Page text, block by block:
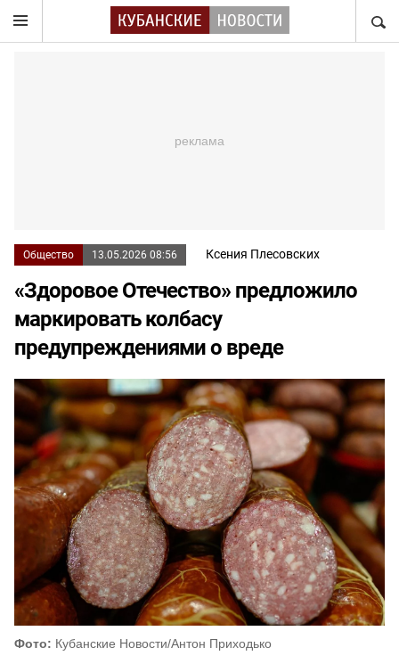
Общество 13.05.2026 08:56 Ксения Плесовских
«Здоровое Отечество» предложило
маркировать колбасу
предупреждениями о вреде
Фото: Кубанские Новости/Антон Приходько